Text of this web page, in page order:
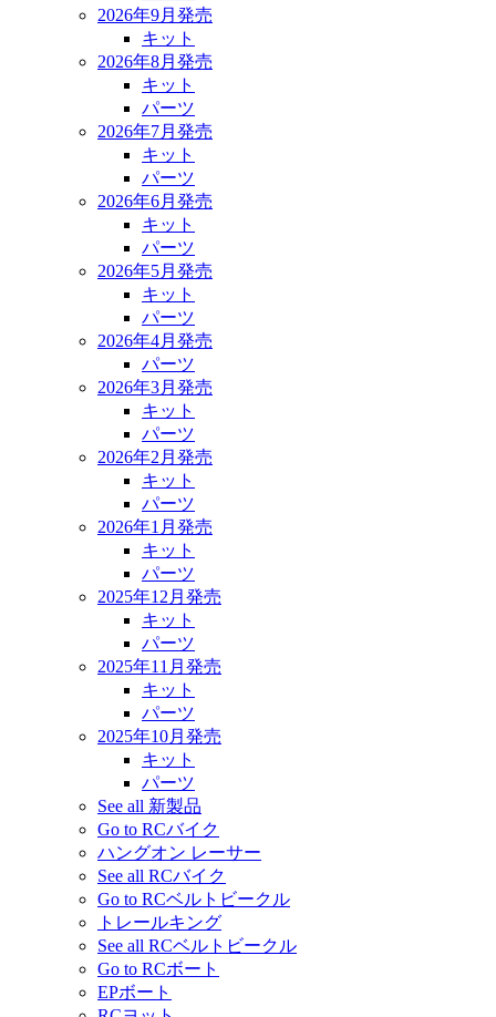
2026年9月発売
キット
2026年8月発売
キット
パーツ
2026年7月発売
キット
パーツ
2026年6月発売
キット
パーツ
2026年5月発売
キット
パーツ
2026年4月発売
パーツ
2026年3月発売
キット
パーツ
2026年2月発売
キット
パーツ
2026年1月発売
キット
パーツ
2025年12月発売
キット
パーツ
2025年11月発売
キット
パーツ
2025年10月発売
キット
パーツ
See all 新製品
Go to RCバイク
ハングオン レーサー
See all RCバイク
Go to RCベルトビークル
トレールキング
See all RCベルトビークル
Go to RCボート
EPボート